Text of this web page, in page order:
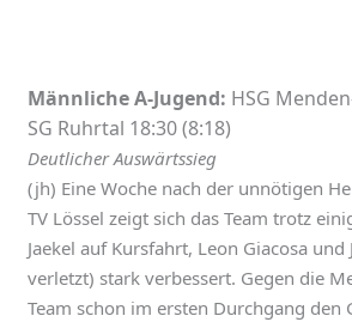
Männliche A-Jugend: HSG
SG Ruhrtal 18:30 (8:18)
Deutlicher Auswärtssieg
(jh) Eine Woche nach der unnötigen
TV Lössel zeigt sich das Team trotz
Jaekel auf Kursfahrt, Leon Giacosa
verletzt) stark verbessert. Gegen die
Team schon im ersten Durchgang den